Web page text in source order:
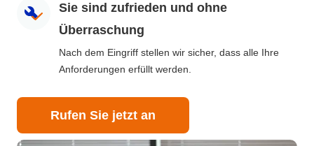
Sie sind zufrieden und ohne
Überraschung
Nach dem Eingriff stellen wir sicher, dass alle Ihre
Anforderungen erfüllt werden.
Rufen Sie jetzt an